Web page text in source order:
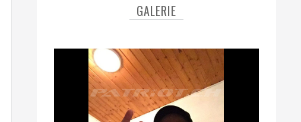
GALERIE